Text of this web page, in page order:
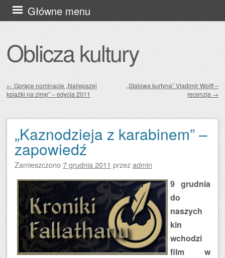
Oblicza kultury
Główne menu
Przejdź
do
Zobacz wpisy
← Gorące nominacje „Najlepszej
książki na zimę” – edycja 2011
„Stalowa kurtyna” Vladimir Wolff –
recenzja →
„Kaznodzieja z karabinem” –
zapowiedź
Zamieszczono7 grudnia 2011 przezadmin
9 grudnia
do
naszych
kin
wchodzi
film w